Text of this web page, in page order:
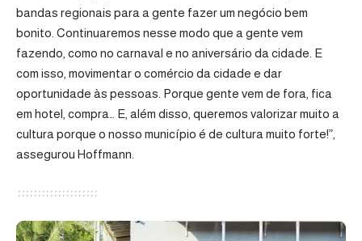
bandas regionais para a gente fazer um negócio bem
bonito. Continuaremos nesse modo que a gente vem
fazendo, como no carnaval e no aniversário da cidade. E
com isso, movimentar o comércio da cidade e dar
oportunidade às pessoas. Porque gente vem de fora, fica
em hotel, compra… E, além disso, queremos valorizar muito a
cultura porque o nosso município é de cultura muito forte!”,
assegurou Hoffmann.